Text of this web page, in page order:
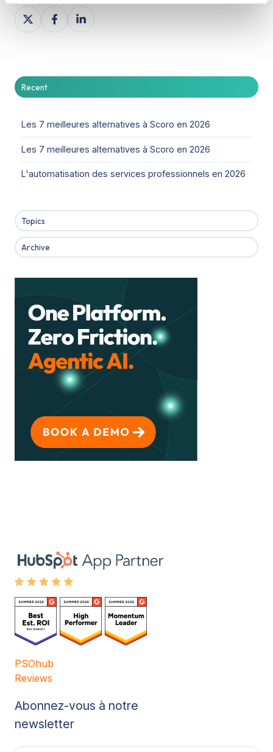
Share
on
Share
on
Share
on
Recent
Les 7 meilleures alternatives à Scoro en 2026
Les 7 meilleures alternatives à Scoro en 2026
L'automatisation des services professionnels en 2026
Topics
Archive
PSOhub
Reviews
Abonnez-vous à notre
newsletter